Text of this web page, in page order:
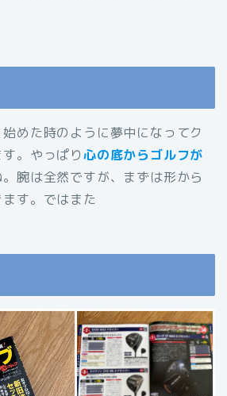
めた時のように夢中になってク
。やっぱり心の底からゴルフが
腕は全然ですが、まずは形から
す。ではまた